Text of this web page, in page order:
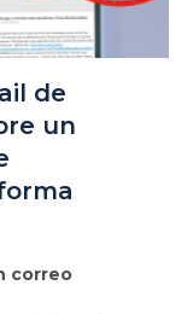
de
un
correo